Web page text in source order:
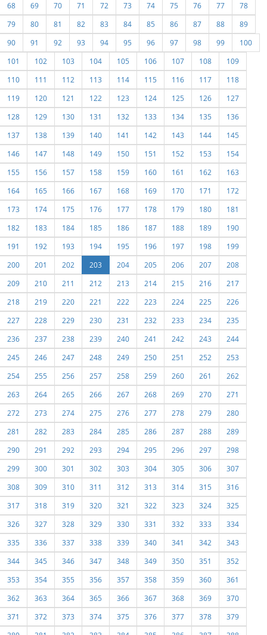
68
69 70 71 72 73 74 75 76 77
78
79
80 81 82 83 84 85 86 87 88
89
90
91 92 93 94 95 96 97 98 99
100
101
102 103 104 105 106 107 108
109
110
111 112 113 114 115 116 117
118
119
120 121 122 123 124 125 126
127
128
129 130 131 132 133 134 135
136
137
138 139 140 141 142 143 144
145
146
147 148 149 150 151 152 153
154
155
156 157 158 159 160 161 162
163
164
165 166 167 168 169 170 171
172
173
174 175 176 177 178 179 180
181
182
183 184 185 186 187 188 189
190
191
192 193 194 195 196 197 198
199
200
201 202 203 204 205 206 207
208
209
210 211 212 213 214 215 216
217
218
219 220 221 222 223 224 225
226
227
228 229 230 231 232 233 234
235
236
237 238 239 240 241 242 243
244
245
246 247 248 249 250 251 252
253
254
255 256 257 258 259 260 261
262
263
264 265 266 267 268 269 270
271
272
273 274 275 276 277 278 279
280
281
282 283 284 285 286 287 288
289
290
291 292 293 294 295 296 297
298
299
300 301 302 303 304 305 306
307
308
309 310 311 312 313 314 315
316
317
318 319 320 321 322 323 324
325
326
327 328 329 330 331 332 333
334
335
336 337 338 339 340 341 342
343
344
345 346 347 348 349 350 351
352
353
354 355 356 357 358 359 360
361
362
363 364 365 366 367 368 369
370
371
372 373 374 375 376 377 378
379